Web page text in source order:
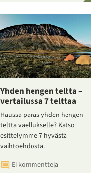
Yhden hengen teltta –
vertailussa 7 telttaa
Haussa paras yhden hengen
teltta vaellukselle? Katso
esittelymme 7 hyvästä
vaihtoehdosta.
Ei kommentteja